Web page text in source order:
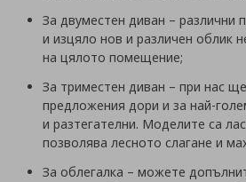
За двуместен диван – различни
и изцяло нов и различен облик
на цялото помещение;
За триместен диван – при нас
предложения дори и за най-
и разтегателни. Моделите са
позволява лесното слагане и
За облегалка – можете